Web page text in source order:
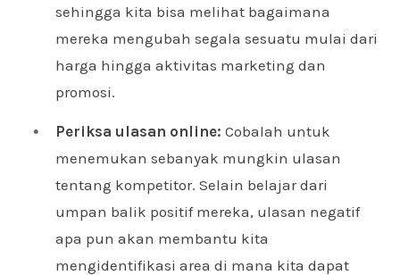
sehingga kita bisa melihat bagaimana
mereka mengubah segala sesuatu mulai dari
harga hingga aktivitas marketing dan
promosi.
Periksa ulasan online: Cobalah untuk
menemukan sebanyak mungkin ulasan
tentang kompetitor. Selain belajar dari
umpan balik positif mereka, ulasan negatif
apa pun akan membantu kita
mengidentifikasi area di mana kita dapat